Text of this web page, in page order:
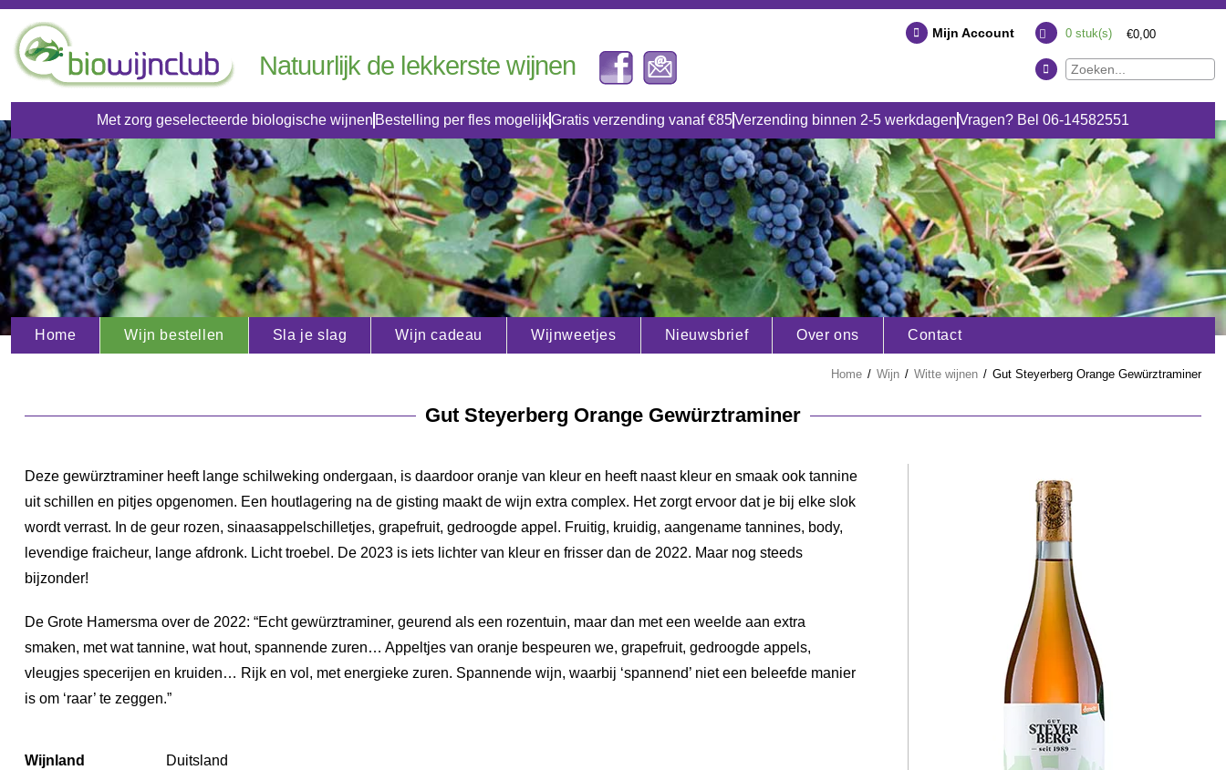
Natuurlijk de lekkerste wijnen
Mijn Account 0 stuk(s) €0,00
Met zorg geselecteerde biologische wijnen Bestelling per fles mogelijkGratis verzending vanaf €85Verzending binnen 2-5 werkdagenVragen? Bel 06-14582551
Home Wijn bestellen Sla je slag Wijn cadeau Wijnweetjes Nieuwsbrief Over ons Contact
Home / Wijn / Witte wijnen / Gut Steyerberg Orange Gewürztraminer
Gut Steyerberg Orange Gewürztraminer
Deze gewürztraminer heeft lange schilweking ondergaan, is daardoor oranje van kleur en heeft naast kleur en smaak ook tannine
uit schillen en pitjes opgenomen. Een houtlagering na de gisting maakt de wijn extra complex. Het zorgt ervoor dat je bij elke slok
wordt verrast. In de geur rozen, sinaasappelschilletjes, grapefruit, gedroogde appel. Fruitig, kruidig, aangename tannines, body,
levendige fraicheur, lange afdronk. Licht troebel. De 2023 is iets lichter van kleur en frisser dan de 2022. Maar nog steeds
bijzonder!
De Grote Hamersma over de 2022: “Echt gewürztraminer, geurend als een rozentuin, maar dan met een weelde aan extra
smaken, met wat tannine, wat hout, spannende zuren… Appeltjes van oranje bespeuren we, grapefruit, gedroogde appels,
vleugjes specerijen en kruiden… Rijk en vol, met energieke zuren. Spannende wijn, waarbij ‘spannend’ niet een beleefde manier
is om ‘raar’ te zeggen.”
Wijnland Duitsland